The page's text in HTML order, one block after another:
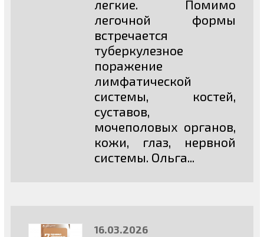
легкие. Помимо
легочной формы
встречается
туберкулезное
поражение
лимфатической
системы, костей,
суставов,
мочеполовых органов,
кожи, глаз, нервной
системы. Ольга...
16.03.2026